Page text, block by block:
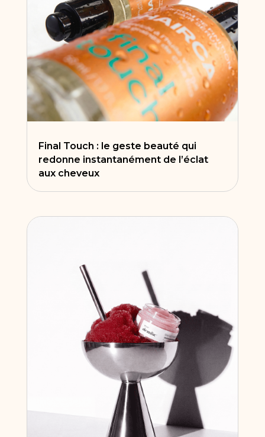
Final Touch : le geste beauté qui
redonne instantanément de l’éclat
aux cheveux